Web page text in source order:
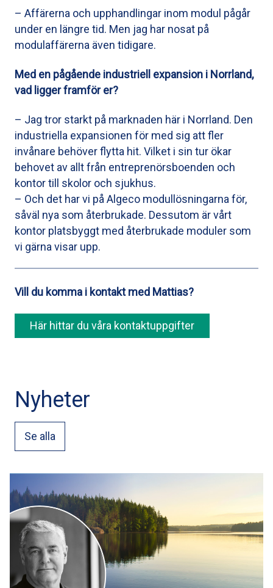
– Affärerna och upphandlingar inom modul pågår
under en längre tid. Men jag har nosat på
modulaffärerna även tidigare.
Med en pågående industriell expansion i Norrland,
vad ligger framför er?
– Jag tror starkt på marknaden här i Norrland. Den
industriella expansionen för med sig att fler
invånare behöver flytta hit. Vilket i sin tur ökar
behovet av allt från entreprenörsboenden och
kontor till skolor och sjukhus.
– Och det har vi på Algeco modullösningarna för,
såväl nya som återbrukade. Dessutom är vårt
kontor platsbyggt med återbrukade moduler som
vi gärna visar upp.
Vill du komma i kontakt med Mattias?
Här hittar du våra kontaktuppgifter
Nyheter
Se alla